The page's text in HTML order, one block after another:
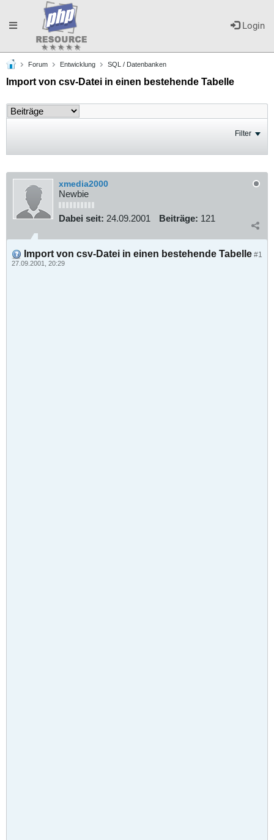
Login
Toggle
navigation
Forum Entwicklung SQL / Datenbanken
Import von csv-Datei in einen bestehende Tabelle
Filter
xmedia2000
Newbie
Dabei seit: 24.09.2001 Beiträge: 121
#1
Import von csv-Datei in einen bestehende Tabelle
27.09.2001, 20:29